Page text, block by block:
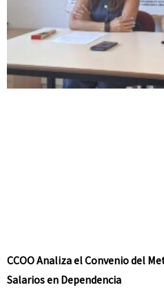
CCOO Analiza el Convenio del
Salarios en Dependencia